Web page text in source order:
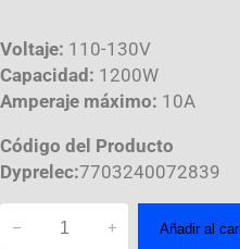
Voltaje: 110-130V
Capacidad: 1200W
Amperaje máximo: 10A
Código del Producto
Dyprelec:7703240072839
− + Añadir al